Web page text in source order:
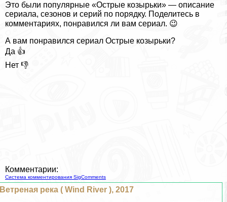
Это были популярные «Острые козырьки» — описание
сериала, сезонов и серий по порядку. Поделитесь в
комментариях, понравился ли вам сериал. 😉
А вам понравился сериал Острые козырьки?
Да 👍
Нет 👎
Комментарии:
Система комментирования SigComments
Ветреная река ( Wind River ), 2017